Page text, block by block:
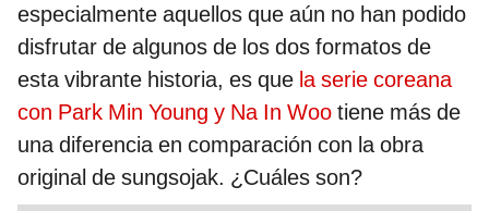
especialmente aquellos que aún no han podido
disfrutar de algunos de los dos formatos de
esta vibrante historia, es que la serie coreana
con Park Min Young y Na In Woo tiene más de
una diferencia en comparación con la obra
original de sungsojak. ¿Cuáles son?